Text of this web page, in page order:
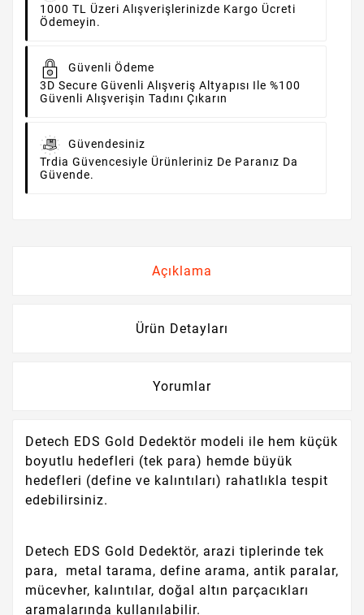
1000 TL Üzeri Alışverişlerinizde Kargo Ücreti
Ödemeyin.
Güvenli Ödeme
3D Secure Güvenli Alışveriş Altyapısı Ile %100
Güvenli Alışverişin Tadını Çıkarın
Güvendesiniz
Trdia Güvencesiyle Ürünleriniz De Paranız Da
Güvende.
Açıklama
Ürün Detayları
Yorumlar
Detech EDS Gold Dedektör modeli ile hem küçük
boyutlu hedefleri (tek para) hemde büyük
hedefleri (define ve kalıntıları) rahatlıkla tespit
edebilirsiniz.
Detech EDS Gold Dedektör, arazi tiplerinde tek
para, metal tarama, define arama, antik paralar,
mücevher, kalıntılar, doğal altın parçacıkları
aramalarında kullanılabilir.